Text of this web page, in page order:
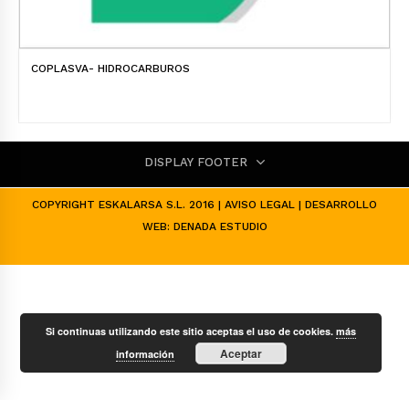
COPLASVA- HIDROCARBUROS
DISPLAY FOOTER
COPYRIGHT ESKALARSA S.L. 2016 | AVISO LEGAL | DESARROLLO
WEB: DENADA ESTUDIO
Si continuas utilizando este sitio aceptas el uso de cookies.más
información
Aceptar